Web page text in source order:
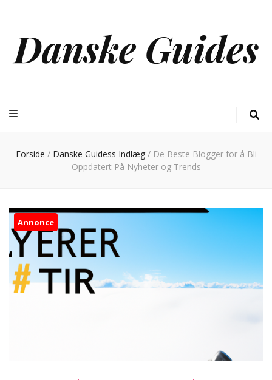
Danske Guides
Forside / Danske Guidess Indlæg / De Beste Blogger for å Bli
Oppdatert På Nyheter og Trends
Annonce